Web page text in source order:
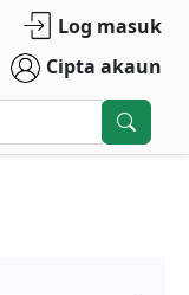
Log masuk
Cipta akaun